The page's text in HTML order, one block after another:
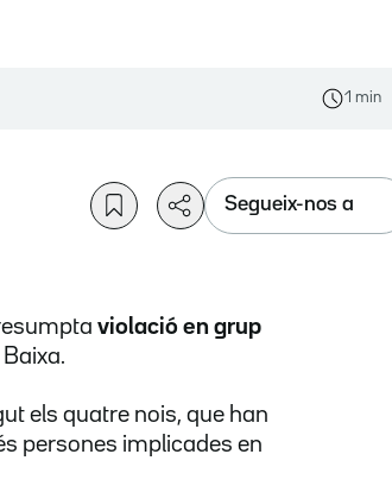
1 min
Segueix-nos a
violació en grup
els quatre nois, que han
persones implicades en